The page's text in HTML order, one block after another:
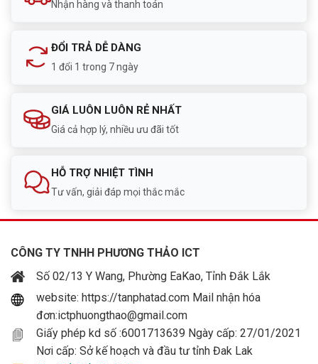
Nhận hàng và thanh toán
ĐỔI TRẢ DỄ DÀNG
1 đổi 1 trong 7 ngày
GIÁ LUÔN LUÔN RẺ NHẤT
Giá cả hợp lý, nhiều ưu đãi tốt
HỖ TRỢ NHIỆT TÌNH
Tư vấn, giải đáp mọi thắc mắc
CÔNG TY TNHH PHƯƠNG THẢO ICT
Số 02/13 Y Wang, Phường EaKao, Tỉnh Đắk Lắk
website: https://tanphatad.com Mail nhận hóa
đơn:ictphuongthao@gmail.com
Giấy phép kd số :6001713639 Ngày cấp: 27/01/2021
Nơi cấp: Sở kế hoạch và đầu tư tỉnh Đak Lak